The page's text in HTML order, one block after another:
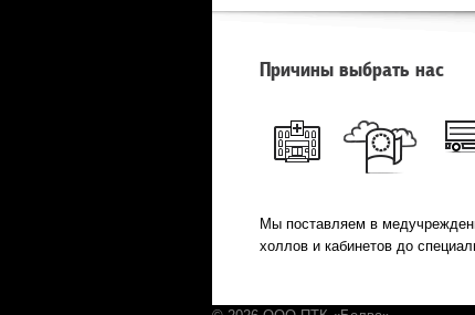
Причины выбрать нас
Мы поставляем в
холлов и кабинетов до